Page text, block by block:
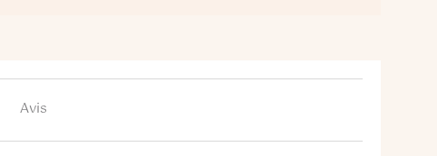
Avis